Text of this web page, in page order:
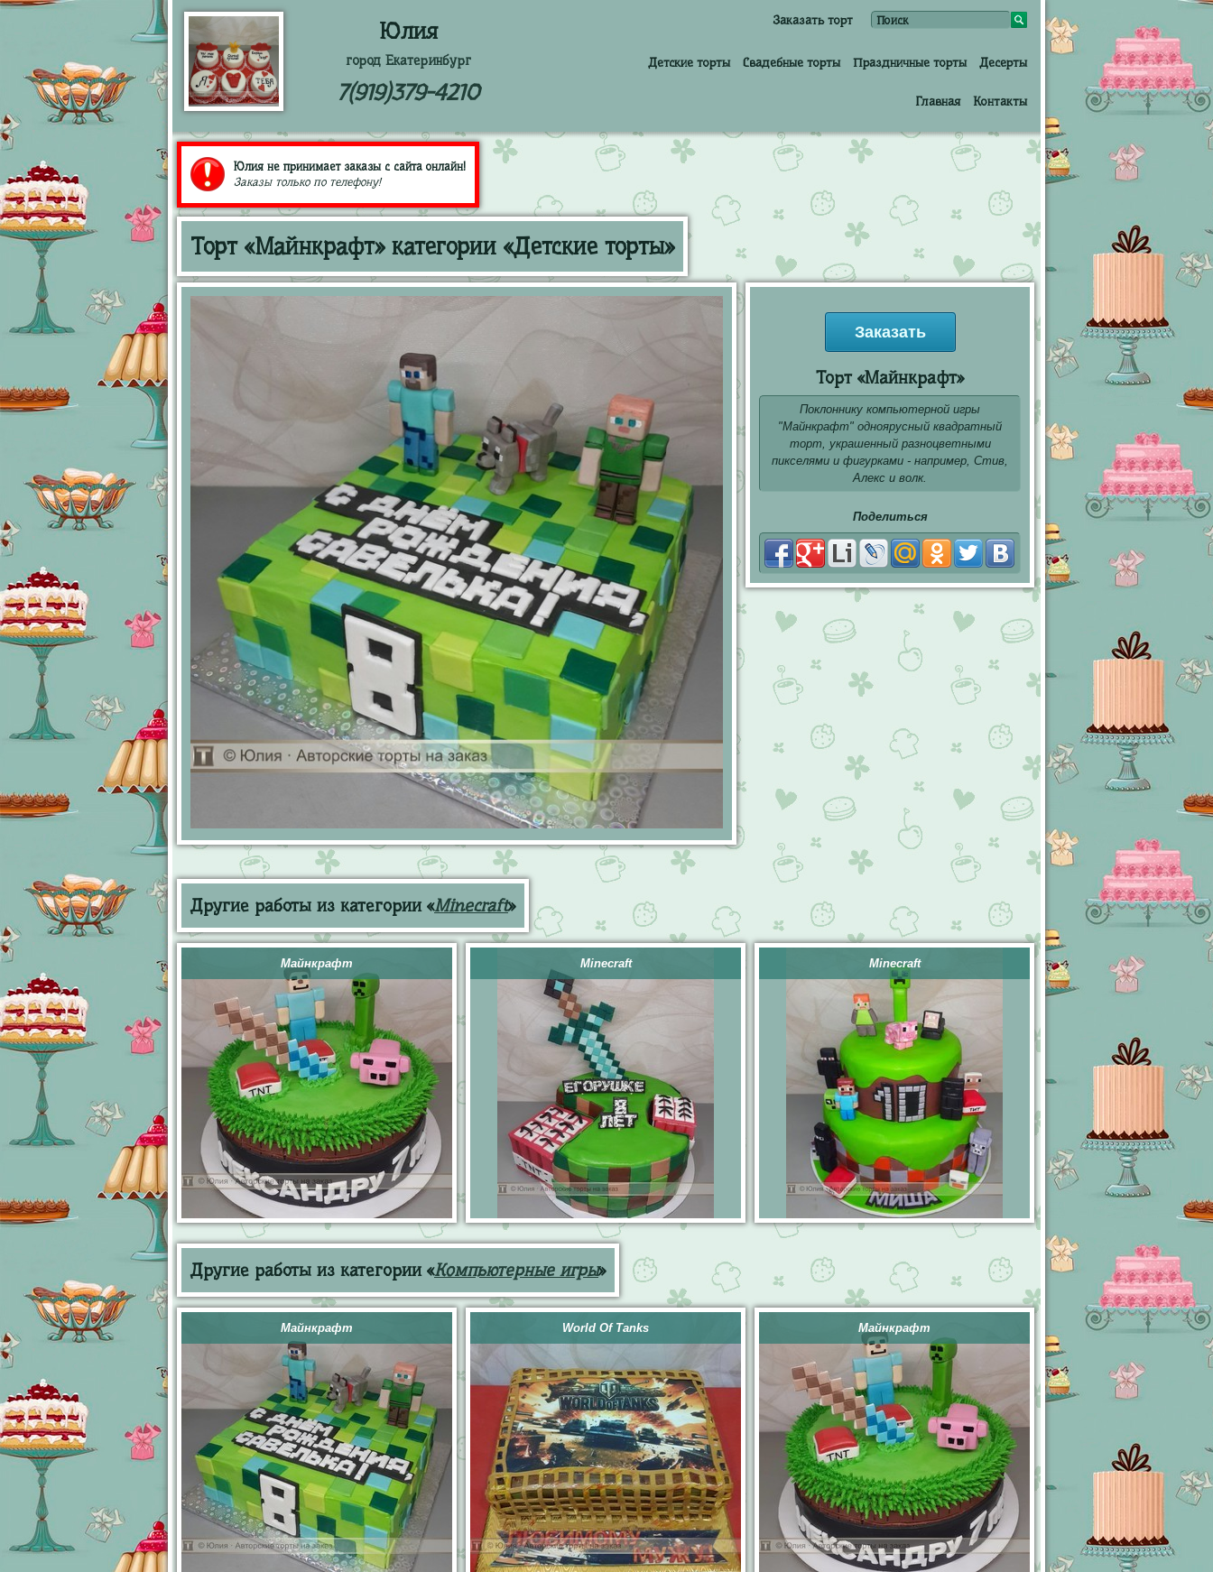
Юлия
город Екатеринбург
7(919)379-4210
Заказать торт
Детские торты Свадебные торты Праздничные торты Десерты
Главная Контакты
Юлия не принимает заказы с сайта онлайн!
Заказы только по телефону!
Торт «Майнкрафт» категории «Детские торты»
Заказать
Торт «Майнкрафт»
Поклоннику компьютерной игры
"Майнкрафт" одноярусный квадратный
торт, украшенный разноцветными
пикселями и фигурками - например, Стив,
Алекс и волк.
Поделиться
Другие работы из категории «Minecraft»
Майнкрафт Minecraft Minecraft
Другие работы из категории «Компьютерные игры»
Майнкрафт World Of Tanks Майнкрафт